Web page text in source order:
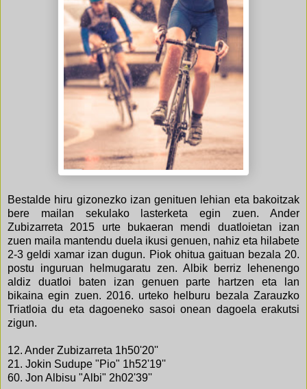
Bestalde hiru gizonezko izan genituen lehian eta bakoitzak
bere mailan sekulako lasterketa egin zuen. Ander
Zubizarreta 2015 urte bukaeran mendi duatloietan izan
zuen maila mantendu duela ikusi genuen, nahiz eta hilabete
2-3 geldi xamar izan dugun. Piok ohitua gaituan bezala 20.
postu inguruan helmugaratu zen. Albik berriz lehenengo
aldiz duatloi baten izan genuen parte hartzen eta lan
bikaina egin zuen. 2016. urteko helburu bezala Zarauzko
Triatloia du eta dagoeneko sasoi onean dagoela erakutsi
zigun.
12. Ander Zubizarreta 1h50'20''
21. Jokin Sudupe "Pio" 1h52'19''
60. Jon Albisu "Albi" 2h02'39''